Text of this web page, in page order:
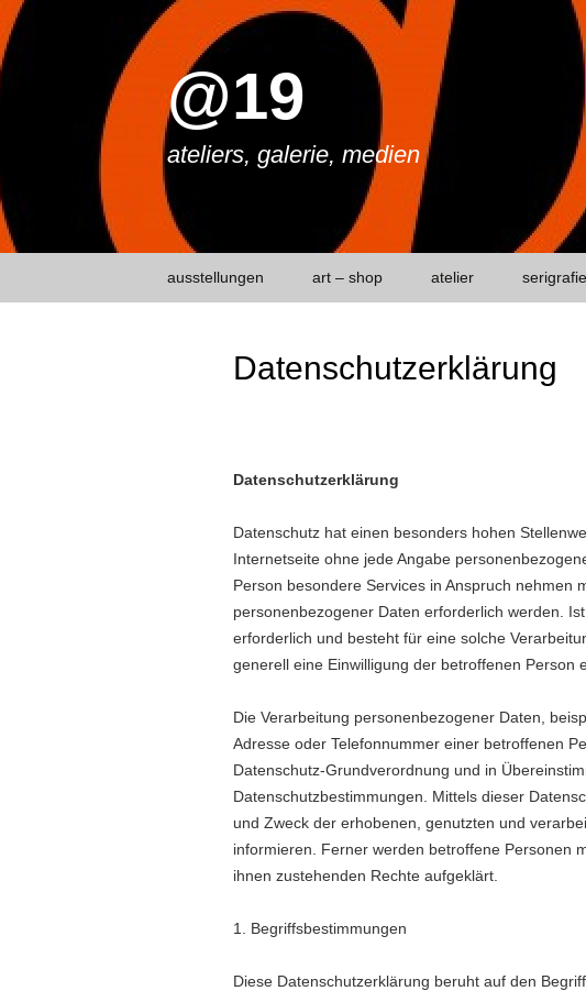
@19
ateliers, galerie, medien
ausstellungen art – shop atelier serigrafie
Datenschutzerklärung
Datenschutzerklärung
Datenschutz hat einen besonders hohen
Internetseite ohne jede Angabe
Person besondere Services in Anspruch nehmen
personenbezogener Daten erforderlich werden.
erforderlich und besteht für eine solche
generell eine Einwilligung der betroffenen Person
Die Verarbeitung personenbezogener Daten,
Adresse oder Telefonnummer einer betroffenen
Datenschutz-Grundverordnung und in
Datenschutzbestimmungen. Mittels dieser
und Zweck der erhobenen, genutzten und
informieren. Ferner werden betroffene Personen
ihnen zustehenden Rechte aufgeklärt.
1. Begriffsbestimmungen
Diese Datenschutzerklärung beruht auf den